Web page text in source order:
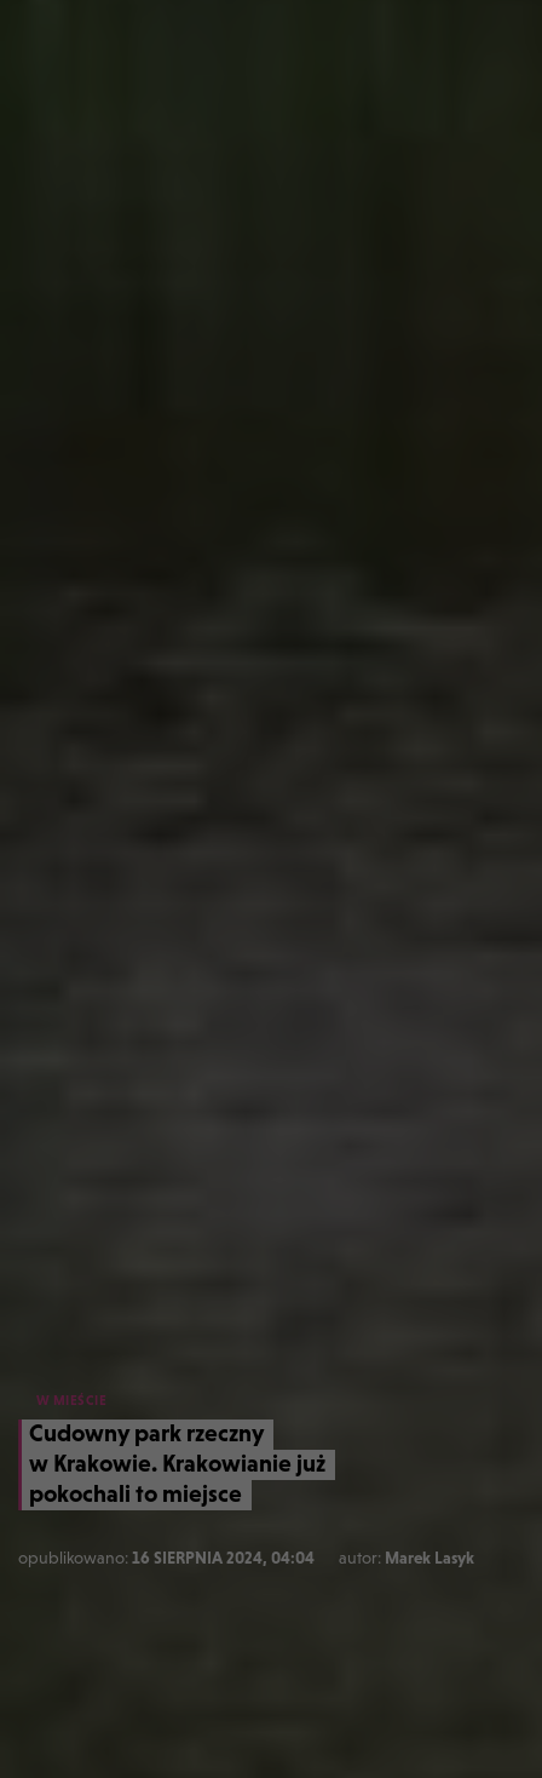
W MIEŚCIE
Cudowny park rzeczny
w Krakowie. Krakowianie już
pokochali to miejsce
opublikowano: 16 SIERPNIA 2024, 04:04 autor: Marek Lasyk